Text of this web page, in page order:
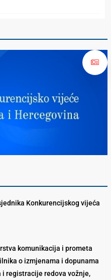
Konkurencijskog vijeća
komunikacija i prometa
o izmjenama i dopunama
registracije redova vožnje,